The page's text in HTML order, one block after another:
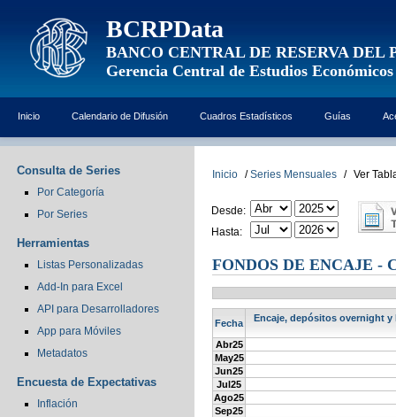
BCRPData
BANCO CENTRAL DE RESERVA DEL
Gerencia Central de Estudios Económicos
Inicio Calendario de Difusión Cuadros Estadísticos Guías
Consulta de Series
Por Categoría
Por Series
Herramientas
Listas Personalizadas
Add-In para Excel
API para Desarrolladores
App para Móviles
Metadatos
Encuesta de Expectativas
Inflación
Inicio / Series Mensuales / Ver
Desde:
Hasta:
FONDOS DE ENCAJE -
Fecha Encaje, depósitos overnight y
Abr25
May25
Jun25
Jul25
Ago25
Sep25